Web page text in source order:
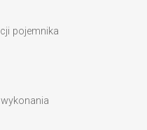
pojemnika